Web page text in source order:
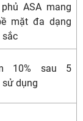
ASA mang
mặt đa dạng
sắc
10% sau 5
sử dụng